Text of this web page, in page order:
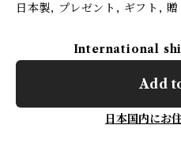
日本製, プレゼント, ギフト,
International
Add
日本国内にお